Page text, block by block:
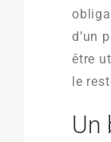
d’un
être
le
Un